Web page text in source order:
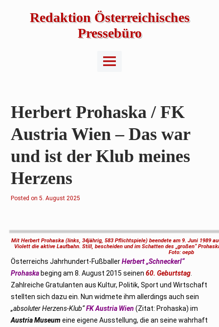
Redaktion Österreichisches
Pressebüro
Main
Menu
Herbert Prohaska / FK
Austria Wien – Das war
und ist der Klub meines
Herzens
Posted on5
u
t
2
2
5. August 2025
Mit Herbert Prohaska (links, 34jährig, 583 Pflichtspiele) beendete am 9. Juni 1989
Violett die aktive Laufbahn. Still, bescheiden und im Schatten des „großen“
Foto: oepb
Österreichs Jahrhundert-FußballerHerbert „Schneckerl“
Prohaska beging am 8. August 2015 seinen60. Geburtstag
Zahlreiche Gratulanten aus Kultur, Politik, Sport und Wirtschaft
stellten sich dazu ein. Nun widmete ihm allerdings auch sein
„absoluter Herzens-Klub“FK Austria Wien (Zitat: Prohaska) im
Austria Museum eine eigene Ausstellung, die an seine wahrhaft